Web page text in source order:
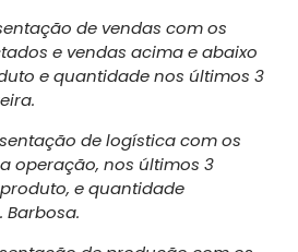
de vendas com os
e vendas acima e abaixo
e quantidade nos últimos 3
de logística com os
operação, nos últimos 3
e quantidade
Barbosa.